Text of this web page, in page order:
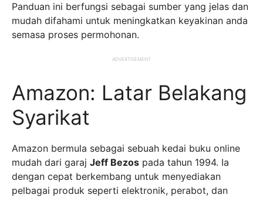
Panduan ini berfungsi sebagai sumber yang jelas dan
mudah difahami untuk meningkatkan keyakinan anda
semasa proses permohonan.
ADVERTISEMENT
Amazon: Latar Belakang
Syarikat
Amazon bermula sebagai sebuah kedai buku online
mudah dari garaj Jeff Bezos pada tahun 1994. Ia
dengan cepat berkembang untuk menyediakan
pelbagai produk seperti elektronik, perabot, dan